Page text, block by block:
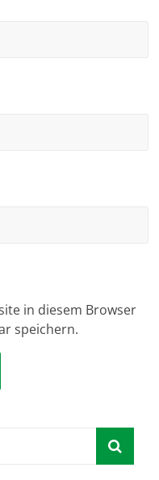
in diesem Browser
speichern.